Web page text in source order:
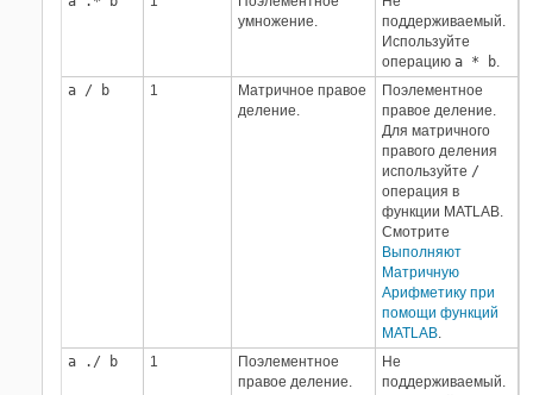
умножение.
поддерживаемый.
Используйте
операцию a * b.
a / b
1
Матричное правое
деление.
Поэлементное
правое деление.
Для матричного
правого деления
используйте /
операция в
функции MATLAB.
Смотрите
Выполняют
Матричную
Арифметику при
помощи функций
MATLAB.
a ./ b
1
Поэлементное
правое деление.
Не
поддерживаемый.